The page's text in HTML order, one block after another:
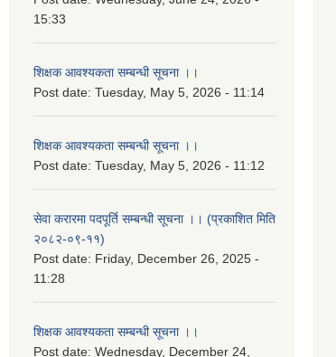
15:33
शिक्षक आवश्यकता सम्बन्धी सूचना ।।
Post date: Tuesday, May 5, 2026 - 11:14
शिक्षक आवश्यकता सम्बन्धी सूचना ।।
Post date: Tuesday, May 5, 2026 - 11:12
सेवा करारमा पदपूर्ति सम्बन्धी सूचना ।। (प्रकाशित मिति
२०८२-०९-११)
Post date: Friday, December 26, 2025 -
11:28
शिक्षक आवश्यकता सम्बन्धी सूचना ।।
Post date: Wednesday, December 24,